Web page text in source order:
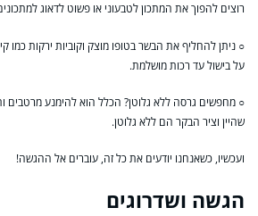
רוצים להפוך את המתכון לטבעוני או פשוט לדאוג
○ ניתן להחליף את הבשר בטופו מוצק וקוביות ירקות כמו
על בישול עד רכות מושלמת.
○ מחפשים גרסה ללא גלוטן? הכלל הוא להימנע מרטבים
שהיין וציר הבקר הם ללא גלוטן.
ועכשיו, כשאנחנו יודעים את כל זה, עוברים אל ההגשה!
הגשה ושדרוגים